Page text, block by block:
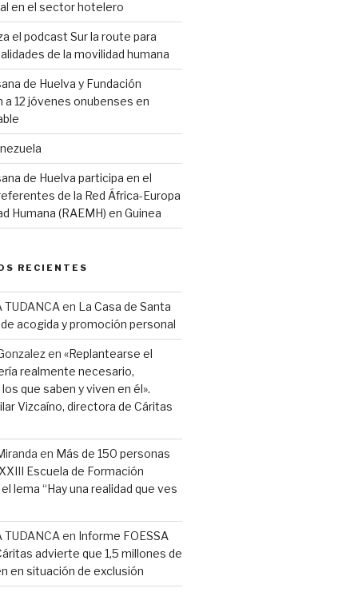
en el sector hotelero
el podcast Sur la route para
de la movilidad humana
de Huelva y Fundación
a 12 jóvenes onubenses en
de Huelva participa en el
de la Red África-Europa
Humana (RAEMH) en Guinea
RECIENTES
TUDANCAen La Casa de Santa
de acogida y promoción personal
en «Replantearse el
realmente necesario,
que saben y viven en él».
Vizcaíno, directora de Cáritas
en Más de 150 personas
Escuela de Formación
lema “Hay una realidad que ves
TUDANCAen Informe FOESSA
advierte que 1,5 millones de
en situación de exclusión